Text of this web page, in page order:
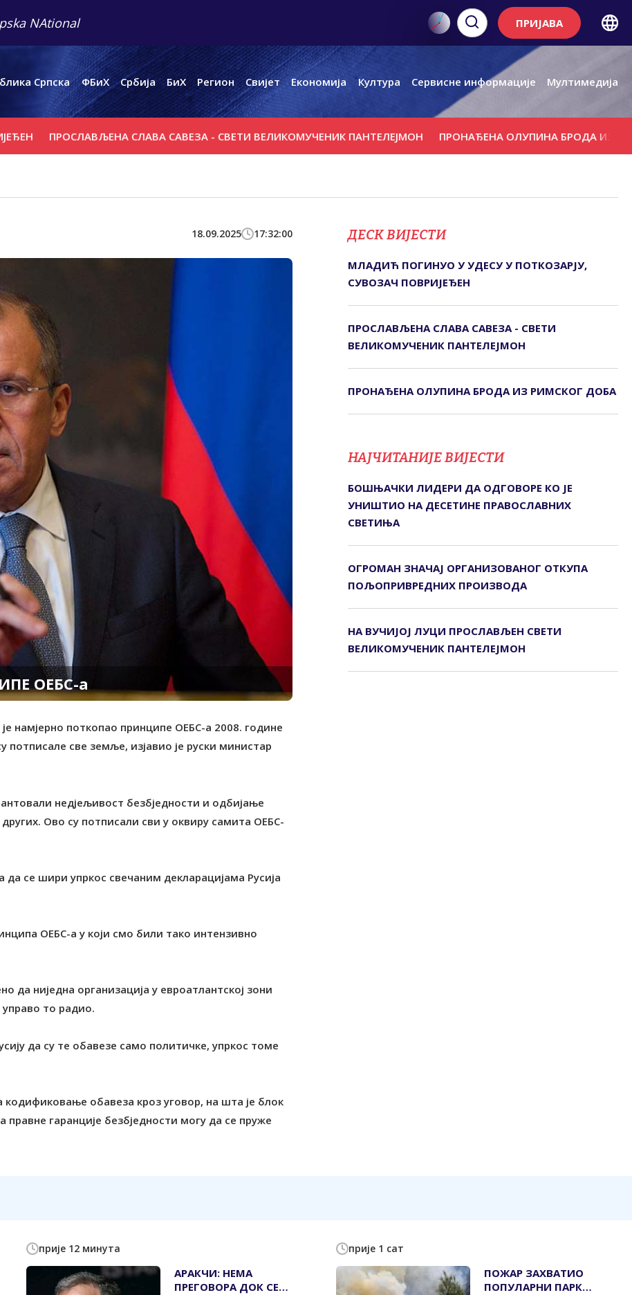
NAtional ПРИЈАВА
Српска ФБиХ Србија БиХ Регион Свијет Економија Култура Сервисне информације Мултимедија
ПРОСЛАВЉЕНА СЛАВА САВЕЗА - СВЕТИ ВЕЛИКОМУЧЕНИК ПАНТЕЛЕЈМОН ПРОНАЂЕНА ОЛУПИНА БРОДА ИЗ
18.09.2025 17:32:00
ОЕБС-а
поткопао принципе ОЕБС-а 2008. године
потписале све земље, изјавио је руски министар
недјељивост безбједности и одбијање
Ово су потписали сви у оквиру самита ОЕБС-
се шири упркос свечаним декларацијама Русија
ОЕБС-а у који смо били тако интензивно
да ниједна организација у евроатлантској зони
то радио.
да су те обавезе само политичке, упркос томе
кодификовање обавеза кроз уговор, на шта је блок
гаранције безбједности могу да се пруже
ДЕСК ВИЈЕСТИ
МЛАДИЋ ПОГИНУО У УДЕСУ У ПОТКОЗАРЈУ,
СУВОЗАЧ ПОВРИЈЕЂЕН
ПРОСЛАВЉЕНА СЛАВА САВЕЗА - СВЕТИ
ВЕЛИКОМУЧЕНИК ПАНТЕЛЕЈМОН
ПРОНАЂЕНА ОЛУПИНА БРОДА ИЗ РИМСКОГ ДОБА
НАЈЧИТАНИЈЕ ВИЈЕСТИ
БОШЊАЧКИ ЛИДЕРИ ДА ОДГОВОРЕ КО ЈЕ
УНИШТИО НА ДЕСЕТИНЕ ПРАВОСЛАВНИХ
СВЕТИЊА
ОГРОМАН ЗНАЧАЈ ОРГАНИЗОВАНОГ ОТКУПА
ПОЉОПРИВРЕДНИХ ПРОИЗВОДА
НА ВУЧИЈОЈ ЛУЦИ ПРОСЛАВЉЕН СВЕТИ
ВЕЛИКОМУЧЕНИК ПАНТЕЛЕЈМОН
прије 12 минута
АРАКЧИ: НЕМА
ПРЕГОВОРА ДОК СЕ
прије 1 сат
ПОЖАР ЗАХВАТИО
ПОПУЛАРНИ ПАРК